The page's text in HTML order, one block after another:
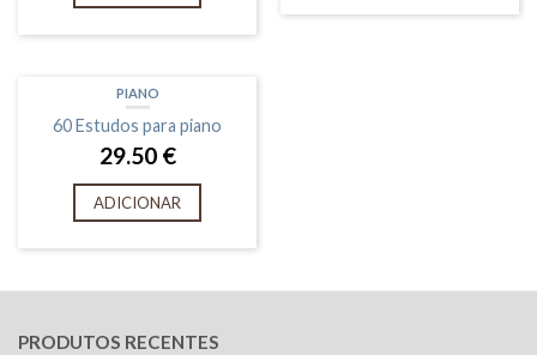
PIANO
60 Estudos para piano
29.50 €
ADICIONAR
PRODUTOS RECENTES